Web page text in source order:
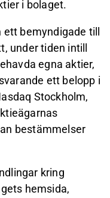
i bolaget.
bemyndigade till
under tiden intill
egna aktier,
ett belopp i
Stockholm,
bestämmelser
kring
hemsida,